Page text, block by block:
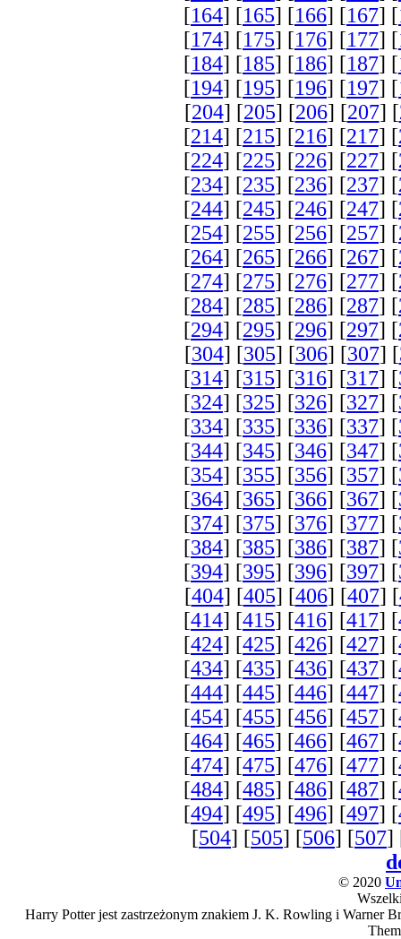
[164] [165] [166] [167] [
[174] [175] [176] [177] [
[184] [185] [186] [187] [
[194] [195] [196] [197] [
[204] [205] [206] [207] [
[214] [215] [216] [217] [
[224] [225] [226] [227] [
[234] [235] [236] [237] [
[244] [245] [246] [247] [
[254] [255] [256] [257] [
[264] [265] [266] [267] [
[274] [275] [276] [277] [
[284] [285] [286] [287] [
[294] [295] [296] [297] [
[304] [305] [306] [307] [
[314] [315] [316] [317] [
[324] [325] [326] [327] [
[334] [335] [336] [337] [
[344] [345] [346] [347] [
[354] [355] [356] [357] [
[364] [365] [366] [367] [
[374] [375] [376] [377] [
[384] [385] [386] [387] [
[394] [395] [396] [397] [
[404] [405] [406] [407] [
[414] [415] [416] [417] [
[424] [425] [426] [427] [
[434] [435] [436] [437] [
[444] [445] [446] [447] [
[454] [455] [456] [457] [
[464] [465] [466] [467] [
[474] [475] [476] [477] [
[484] [485] [486] [487] [
[494] [495] [496] [497] [
[504] [505] [506] [507]
© 2020
Harry Potter jest zastrzeżonym znakiem J. K. Rowling i Warner